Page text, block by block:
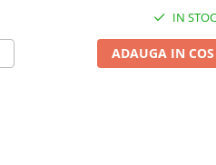
IN STOC
ADAUGA IN COS